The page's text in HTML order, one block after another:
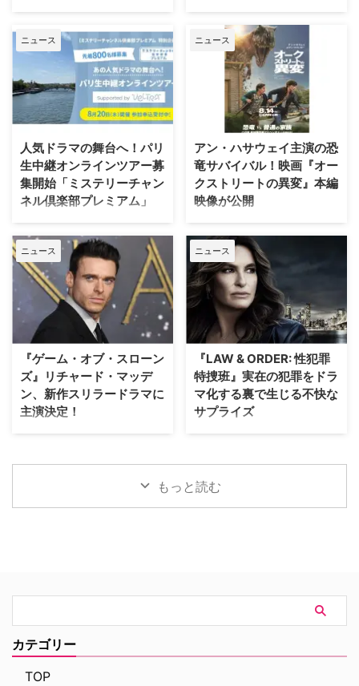
ワーナー・ブラザース・テレビジ
ードラマの金字塔『ギルモア・ガ
ールズ』を振り返る初の公式ドキ
ュメンタリー映画を制作中である
ことが明らかになった。2000年
から2007年にかけて放送され、
いまなお絶大な人気を誇る本作。
する今作は、HBO Maxにて配信
される予定だ。監督を務めるの
は、ドキュメンタリー映画『ある
アスリートの告発』で高い評価を
ンに愛され続けてきた作品の魅力
を、新たな角度から解き明かして
いく。 未公開アウトテイ …
セラー小説、ロバート・ラングド
ン教授シリーズ最新作「シークレ
ット・オブ・シークレッツ」のド
ラマ化をNetflixが進めていること
は、当サイトで以前お伝えした通
り。その追加キャストが明らかに
なった。米Deadlineが伝えてい
る。 『24』『ハウス・オブ・カ
ード』出演者が参加 2000年の
「天使と悪魔」を皮切りに、
「ダ・ヴィンチ・コード」「ロス
ト・シンボル」「インフェルノ」
ブ・シークレッツ」と2025年に6
作が出版され …
ニュース
人気ドラマの舞台へ！パリ
生中継オンラインツアー募
集開始「ミステリーチャン
ネル倶楽部プレミアム」
日本唯一のミステリードラマ専門
チャンネル「ミステリーチャンネ
ル」は、現地体験型アクティビテ
ィ専門予約サイト「ベルトラ」特
別協力のもと、8月20日（木）19
時よりパリ生中継オンラインツア
ーを開催する。「ミステリーチャ
ンネル倶楽部プレミアム」会員の
アムなオンライン体験の申込受付
が開始となった。 パリが舞台の
ドラマで主人公たちが歩いた景色
を、リアルタイムで堪能 8月5日
は、ミステリーの世界を味わい尽
ニュース
アン・ハサウェイ主演の恐
竜サバイバル！映画『オー
クストリートの異変』本編
映像が公開
J.J.エイブラムスが製作プロデュ
ーサーを務め、アン・ハサウェ
イ、ユアン・マクレガーが共演す
る映画『オークストリートの異
変』の公開に先立ち、迫力満点な
新ビジュアルと、本編映像が公開
された。 アン・ハサウェイとユ
アン・マクレガーが恐竜から逃げ
ザー映像の公開時から、その正体
がほとんど明かされないミステリ
アスな世界観で映画ファンの注目
を集めていた本作。続く本予告で
の家族”がどのように逃げ延びる
…
ニュース
『ゲーム・オブ・スローン
ズ』リチャード・マッデ
ン、新作スリラードラマに
主演決定！
大ヒットドラマ『ゲーム・オブ・
でブレイクしたリチャード・マッ
デンが、新作スリラードラマ
で、現在は救急外来の医師である
ジム・マーチャントは、院内に取
り残されたすべての人々を救うた
め、病院内を徐々に制圧してい
ニュース
『LAW & ORDER: 性犯罪
特捜班』実在の犯罪をドラ
マ化する裏で生じる不快な
サプライズ
ロングランヒットを誇る犯罪捜査
ズ。本作の最大の魅力の一つは、
実際に起きた事件に着想を得たリ
アリティあふれるストーリー展開
ドラマ化？ 1990年にNBCの旗艦
番組『LAW & ORDER』の脚本家
ーやスピンオフ作品『LAW &
もっと読む
カテゴリー
TOP